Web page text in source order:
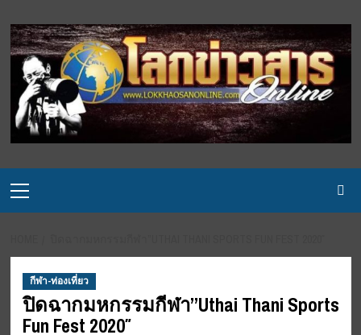
to
content
Menu
กีฬา-ท่องเที่ยว
ปิดฉากมหกรรมกีฬา”Uthai Thani Sports
Fun Fest 2020″